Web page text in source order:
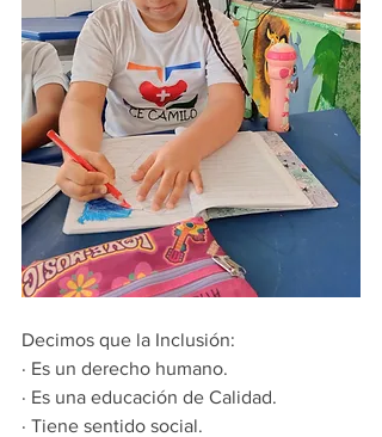
Decimos que la Inclusión:
· Es un derecho humano.
· Es una educación de Calidad.
· Tiene sentido social.